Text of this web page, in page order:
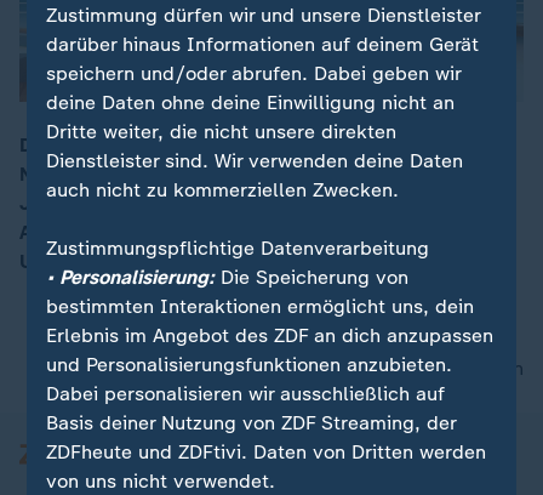
00:05
Der UN-Sicherheitsrat hat den jüngsten Raketentest
Nordkoreas einstimmig verurteilt. Machthaber Kim
Jong Un zeigt sich weiter unbeeindruckt. Ziel seines
Atomprogramms sei, ein Machtgleichgewicht mit den
USA zu erreichen.
nach oben
Zustimmung dürfen wir und unsere Dienstleister
darüber hinaus Informationen auf deinem Gerät
speichern und/oder abrufen. Dabei geben wir
deine Daten ohne deine Einwilligung nicht an
Dritte weiter, die nicht unsere direkten
Dienstleister sind. Wir verwenden deine Daten
auch nicht zu kommerziellen Zwecken.
Zustimmungspflichtige Datenverarbeitung
• Personalisierung:Die Speicherung von
bestimmten Interaktionen ermöglicht uns, dein
Erlebnis im Angebot des ZDF an dich anzupassen
und Personalisierungsfunktionen anzubieten.
Dabei personalisieren wir ausschließlich auf
Basis deiner Nutzung von ZDF Streaming, der
ZDFheute und ZDFtivi. Daten von Dritten werden
von uns nicht verwendet.